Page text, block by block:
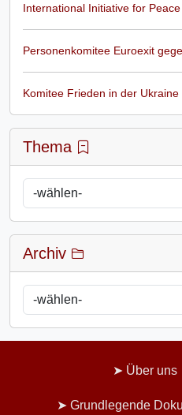
International Initiative for Peace
Personenkomitee Euroexit
Komitee Frieden in der Ukraine
Thema
Archiv
Über uns
Grundlegende